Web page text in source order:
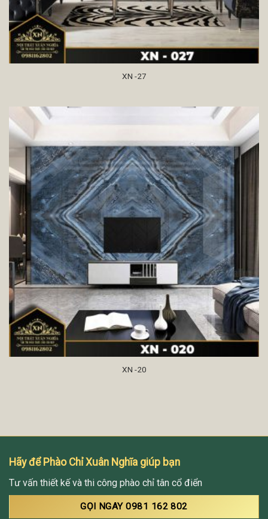
XN -27
XN -20
Hãy để Phào Chỉ Xuân Nghĩa giúp bạn
Tư vấn thiết kế và thi công phào chỉ tân cổ điển
GỌI NGAY 0981 162 802